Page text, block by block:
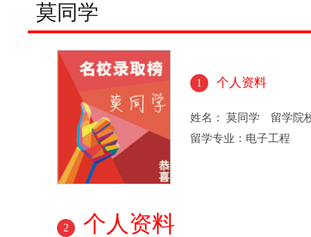
莫同学
1 个人资料
姓名： 莫同学 留学院
留学专业：电子工程
2 个人资料